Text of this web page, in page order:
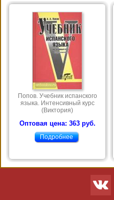
Попов. Учебник испанского
языка. Интенсивный курс
(Виктория)
Оптовая цена: 363 руб.
Подробнее